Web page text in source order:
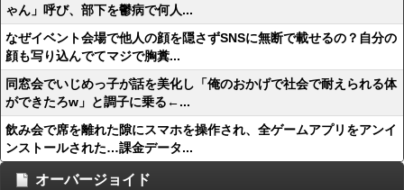
ゃん」呼び、部下を鬱病で何人...
なぜイベント会場で他人の顔を隠さずSNSに無断で載せるの？自分の
顔も写り込んでてマジで胸糞...
同窓会でいじめっ子が話を美化し「俺のおかげで社会で耐えられる体
ができたろw」と調子に乗る←...
飲み会で席を離れた隙にスマホを操作され、全ゲームアプリをアンイ
ンストールされた…課金データ...
オーバージョイド